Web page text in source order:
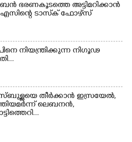
ഭരണകൂടത്തെ അട്ടിമറിക്കാൻ
ടാസ്‌ക് ഫോഴ്സ്
നിയന്ത്രിക്കുന്ന നിഗൂഢ
തീർക്കാൻ ഇസ്രയേൽ,
ലെബനൻ,